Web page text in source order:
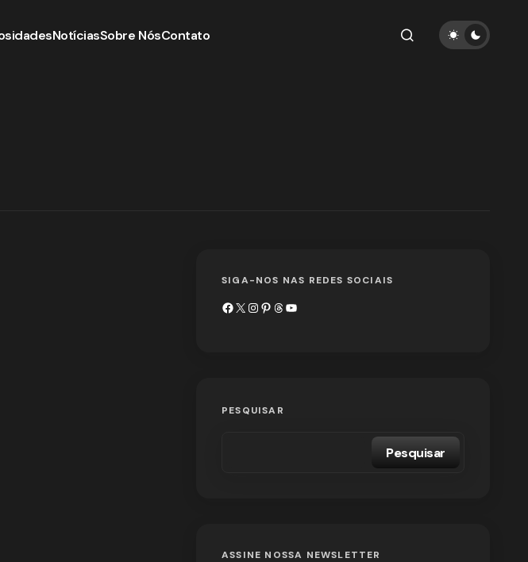
NotíciasSobre NósContato
SIGA-NOS NAS REDES SOCIAIS
PESQUISAR
Pesquisar
ASSINE NOSSA NEWSLETTER